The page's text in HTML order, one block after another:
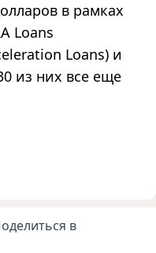
в рамках
Loans
Loans) и
из них все еще
в